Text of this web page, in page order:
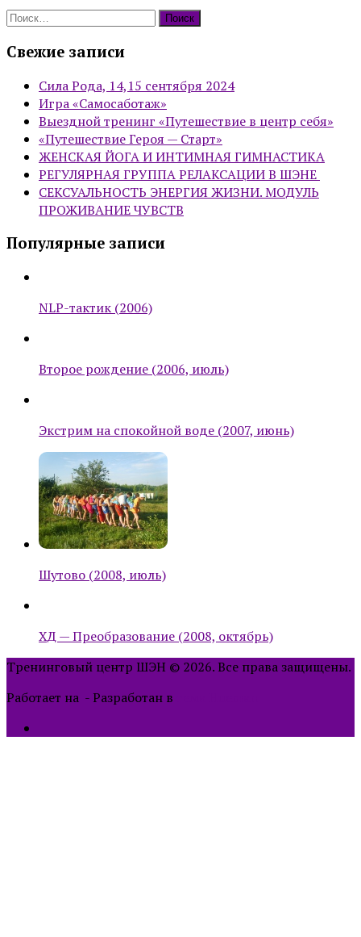
Найти:
Свежие записи
Сила Рода, 14,15 сентября 2024
Игра «Самосаботаж»
Выездной тренинг «Путешествие в центр себя»
«Путешествие Героя — Старт»
ЖЕНСКАЯ ЙОГА И ИНТИМНАЯ ГИМНАСТИКА
РЕГУЛЯРНАЯ ГРУППА РЕЛАКСАЦИИ В ШЭНЕ
СЕКСУАЛЬНОСТЬ ЭНЕРГИЯ ЖИЗНИ. МОДУЛЬ
ПРОЖИВАНИЕ ЧУВСТВ
Популярные записи
NLP-тактик (2006)
Второе рождение (2006, июль)
Экстрим на спокойной воде (2007, июнь)
Шутово (2008, июль)
ХД — Преобразование (2008, октябрь)
Тренинговый центр ШЭН © 2026. Все права защищены.
Работает на - Разработан в